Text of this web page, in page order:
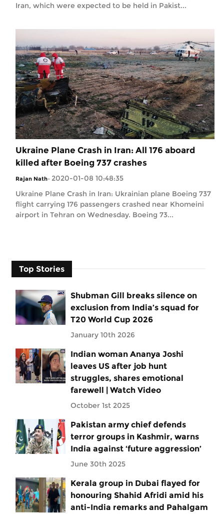
Iran, which were expected to be held in Pakist...
Ukraine Plane Crash in Iran: All 176 aboard
killed after Boeing 737 crashes
Rajan Nath- 2020-01-08 10:48:35
Ukraine Plane Crash in Iran: Ukrainian plane Boeing 737
flight carrying 176 passengers crashed near Khomeini
airport in Tehran on Wednesday. Boeing 73...
Top Stories
Shubman Gill breaks silence on
exclusion from India’s squad for
T20 World Cup 2026
January 10th 2026
Indian woman Ananya Joshi
leaves US after job hunt
struggles, shares emotional
farewell | Watch Video
October 1st 2025
Pakistan army chief defends
terror groups in Kashmir, warns
India against ‘future aggression’
June 30th 2025
Kerala group in Dubai flayed for
honouring Shahid Afridi amid his
anti-India remarks and Pahalgam